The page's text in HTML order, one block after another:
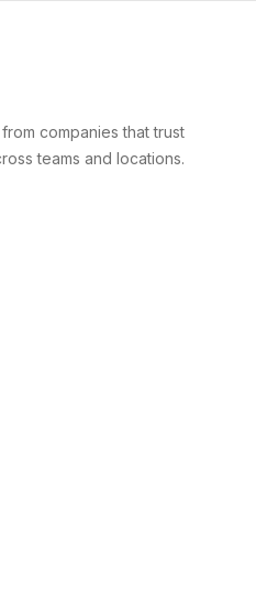
companies that trust
teams and locations.